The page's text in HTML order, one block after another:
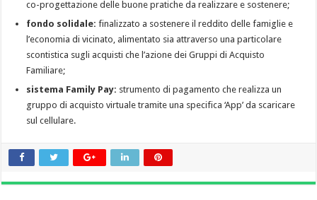
co-progettazione delle buone pratiche da realizzare e sostenere;
fondo solidale: finalizzato a sostenere il reddito delle famiglie e
l’economia di vicinato, alimentato sia attraverso una particolare
scontistica sugli acquisti che l’azione dei Gruppi di Acquisto
Familiare;
sistema Family Pay: strumento di pagamento che realizza un
gruppo di acquisto virtuale tramite una specifica ‘App’ da scaricare
sul cellulare.